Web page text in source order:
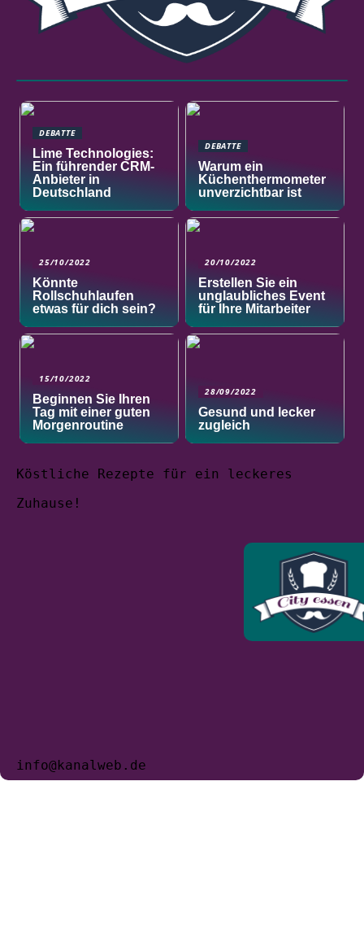
DEBATTE
Lime Technologies:
Ein führender CRM-
Anbieter in
Deutschland
DEBATTE
Warum ein
Küchenthermometer
unverzichtbar ist
25/10/2022
Könnte
Rollschuhlaufen
etwas für dich sein?
20/10/2022
Erstellen Sie ein
unglaubliches Event
für Ihre Mitarbeiter
15/10/2022
Beginnen Sie Ihren
Tag mit einer guten
Morgenroutine
28/09/2022
Gesund und lecker
zugleich
Köstliche Rezepte für ein leckeres
Zuhause!
info@kanalweb.de